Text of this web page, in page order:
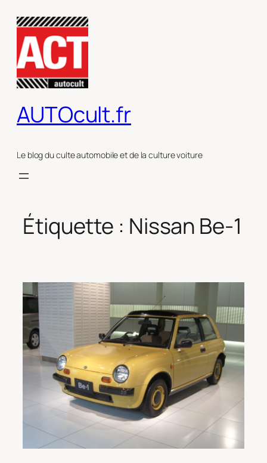
contenu
AUTOcult.fr
Le blog du culte automobile et de la culture voiture
Étiquette : Nissan Be-1